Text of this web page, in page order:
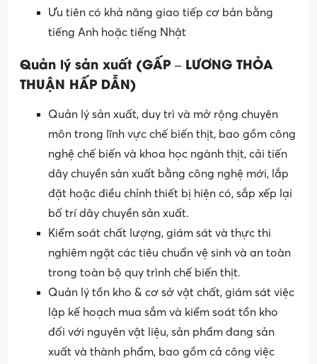
Ưu tiên có khả năng giao tiếp cơ bản bằng
tiếng Anh hoặc tiếng Nhật
Quản lý sản xuất (GẤP – LƯƠNG THỎA
THUẬN HẤP DẪN)
Quản lý sản xuất, duy trì và mở rộng chuyên
môn trong lĩnh vực chế biến thịt, bao gồm công
nghệ chế biến và khoa học ngành thịt, cải tiến
dây chuyền sản xuất bằng công nghệ mới, lắp
đặt hoặc điều chỉnh thiết bị hiện có, sắp xếp lại
bố trí dây chuyền sản xuất.
Kiểm soát chất lượng, giám sát và thực thi
nghiêm ngặt các tiêu chuẩn vệ sinh và an toàn
trong toàn bộ quy trình chế biến thịt.
Quản lý tồn kho & cơ sở vật chất, giám sát việc
lập kế hoạch mua sắm và kiểm soát tồn kho
đối với nguyên vật liệu, sản phẩm đang sản
xuất và thành phẩm, bao gồm cả công việc